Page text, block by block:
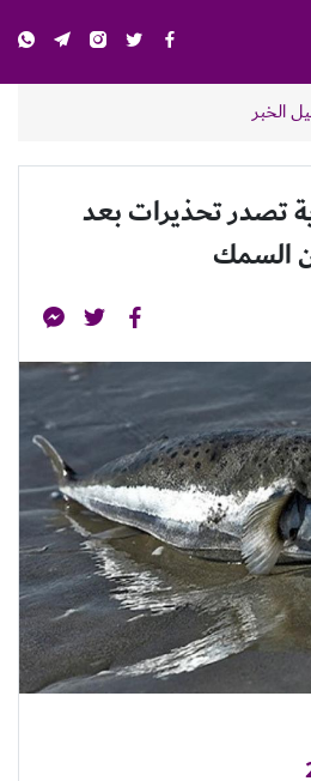
الخبر
تصدر تحذيرات بعد
السمك